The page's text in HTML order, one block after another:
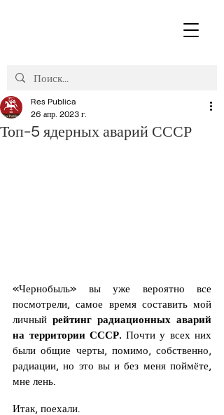
Топ-5 ядерных аварий СССР
Res Publica
26 апр. 2023 г.
«Чернобыль» вы уже вероятно все
посмотрели, самое время составить мой
личный рейтинг радиационных аварий
на территории СССР. Почти у всех них
были общие черты, помимо, собственно,
радиации, но это вы и без меня поймёте,
мне лень.
Итак, поехали.